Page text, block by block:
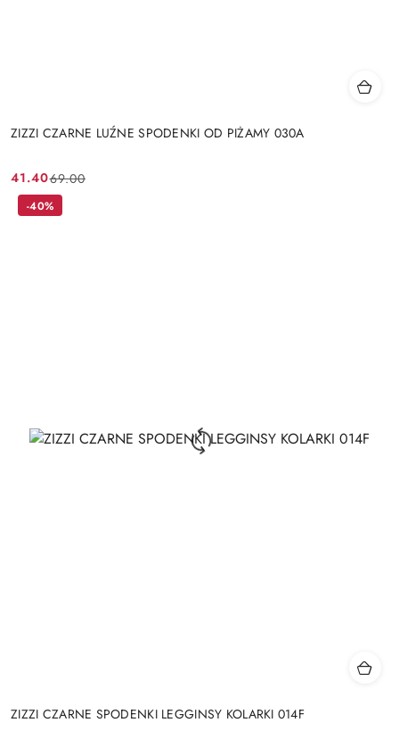
ZIZZI CZARNE LUŹNE SPODENKI OD PIŻAMY 030A
Cena
promocyjna:
41.40
Cena
przed
69.00
ZIZZI CZARNE SPODENKI LEGGINSY KOLARKI 014F
-40%